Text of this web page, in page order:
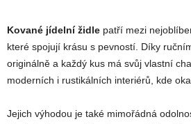
Kované jídelní židle patří mezi
které spojují krásu s pevností. Díky
originálně a každý kus má svůj vlastní
moderních i rustikálních interiérů, kde
Jejich výhodou je také mimořádná